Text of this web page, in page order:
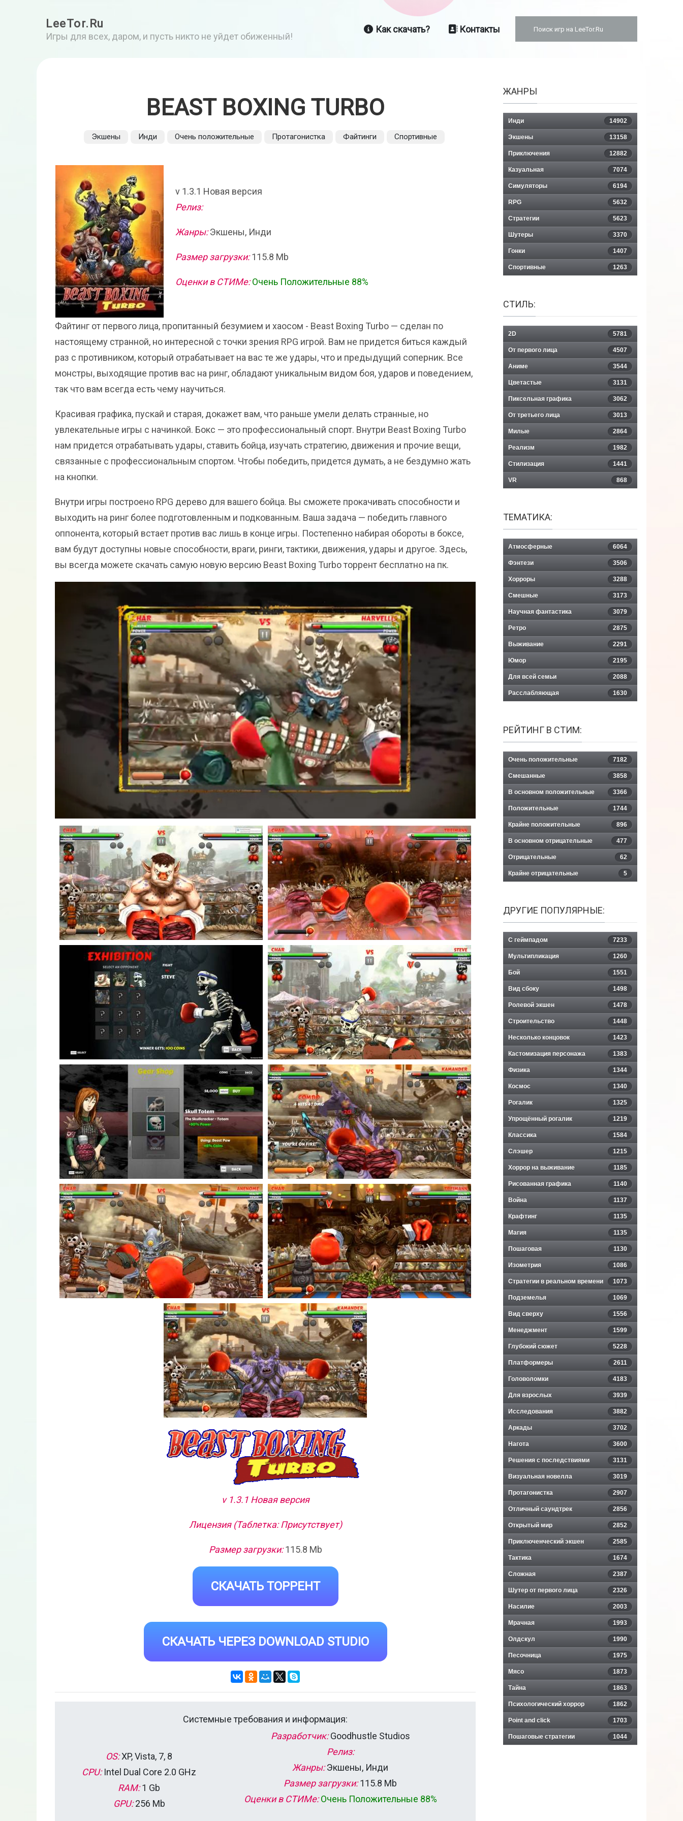
LeeTor.Ru
Игры для всех, даром, и пусть никто не уйдет обиженный!
Как скачать? Контакты
BEAST BOXING TURBO
Экшены Инди Очень положительные Протагонистка Файтинги Спортивные
v 1.3.1 Новая версия
Релиз:
Жанры:Экшены, Инди
Размер загрузки:115.8 Mb
Оценки в СТИМе: Очень Положительные 88%
Файтинг от первого лица, пропитанный безумием и хаосом - Beast Boxing Turbo — сделан по
настоящему странной, но интересной с точки зрения RPG игрой. Вам не придется биться каждый
раз с противником, который отрабатывает на вас те же удары, что и предыдущий соперник. Все
монстры, выходящие против вас на ринг, обладают уникальным видом боя, ударов и поведением,
так что вам всегда есть чему научиться.
Красивая графика, пускай и старая, докажет вам, что раньше умели делать странные, но
увлекательные игры с начинкой. Бокс — это профессиональный спорт. Внутри Beast Boxing Turbo
нам придется отрабатывать удары, ставить бойца, изучать стратегию, движения и прочие вещи,
связанные с профессиональным спортом. Чтобы победить, придется думать, а не бездумно жать
на кнопки.
Внутри игры построено RPG дерево для вашего бойца. Вы сможете прокачивать способности и
выходить на ринг более подготовленным и подкованным. Ваша задача — победить главного
оппонента, который встает против вас лишь в конце игры. Постепенно набирая обороты в боксе,
вам будут доступны новые способности, враги, ринги, тактики, движения, удары и другое. Здесь,
вы всегда можете скачать самую новую версию Beast Boxing Turbo торрент бесплатно на пк.
v 1.3.1 Новая версия
Лицензия (Таблетка: Присутствует)
Размер загрузки:115.8 Mb
СКАЧАТЬ ТОРРЕНТ
СКАЧАТЬ ЧЕРЕЗ DOWNLOAD STUDIO
Системные требования и информация:
OS:XP, Vista, 7, 8
CPU:Intel Dual Core 2.0 GHz
RAM:1 Gb
GPU:256 Mb
Разработчик:Goodhustle Studios
Релиз:
Жанры:Экшены, Инди
Размер загрузки:115.8 Mb
Оценки в СТИМе: Очень Положительные 88%
ЖАНРЫ
Инди 14902
Экшены 13158
Приключения 12882
Казуальная 7074
Симуляторы 6194
RPG 5632
Стратегии 5623
Шутеры 3370
Гонки 1407
Спортивные 1263
СТИЛЬ:
2D 5781
От первого лица 4507
Аниме 3544
Цветастые 3131
Пиксельная графика 3062
От третьего лица 3013
Милые 2864
Реализм 1982
Стилизация 1441
VR 868
ТЕМАТИКА:
Атмосферные 6064
Фэнтези 3506
Хорроры 3288
Смешные 3173
Научная фантастика 3079
Ретро 2875
Выживание 2291
Юмор 2195
Для всей семьи 2088
Расслабляющая 1630
РЕЙТИНГ В СТИМ:
Очень положительные 7182
Смешанные 3858
В основном положительные 3366
Положительные 1744
Крайне положительные 896
В основном отрицательные 477
Отрицательные 62
Крайне отрицательные 5
ДРУГИЕ ПОПУЛЯРНЫЕ:
С геймпадом 7233
Мультипликация 1260
Бой 1551
Вид сбоку 1498
Ролевой экшен 1478
Строительство 1448
Несколько концовок 1423
Кастомизация персонажа 1383
Физика 1344
Космос 1340
Рогалик 1325
Упрощённый рогалик 1219
Классика 1584
Слэшер 1215
Хоррор на выживание 1185
Рисованная графика 1140
Война 1137
Крафтинг 1135
Магия 1135
Пошаговая 1130
Изометрия 1086
Стратегии в реальном времени 1073
Подземелья 1069
Вид сверху 1556
Менеджмент 1599
Глубокий сюжет 5228
Платформеры 2611
Головоломки 4183
Для взрослых 3939
Исследования 3882
Аркады 3702
Нагота 3600
Решения с последствиями 3131
Визуальная новелла 3019
Протагонистка 2907
Отличный саундтрек 2856
Открытый мир 2852
Приключенческий экшен 2585
Тактика 1674
Сложная 2387
Шутер от первого лица 2326
Насилие 2003
Мрачная 1993
Олдскул 1990
Песочница 1975
Мясо 1873
Тайна 1863
Психологический хоррор 1862
Point and click 1703
Пошаговые стратегии 1044